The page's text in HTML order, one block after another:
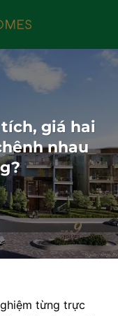
giá hai
nhau
từng trực